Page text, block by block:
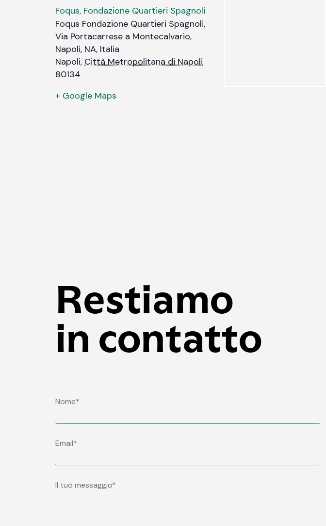
Foqus, Fondazione Quartieri Spagnoli
Foqus Fondazione Quartieri Spagnoli,
Via Portacarrese a Montecalvario,
Napoli, NA, Italia
Napoli, Città Metropolitana di Napoli
80134
+ Google Maps
Restiamo
in contatto